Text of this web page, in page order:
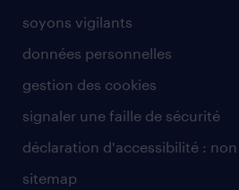
soyons vigilants
données personnelles
gestion des cookies
signaler une faille de sécurité
déclaration d'accessibilité :
sitemap